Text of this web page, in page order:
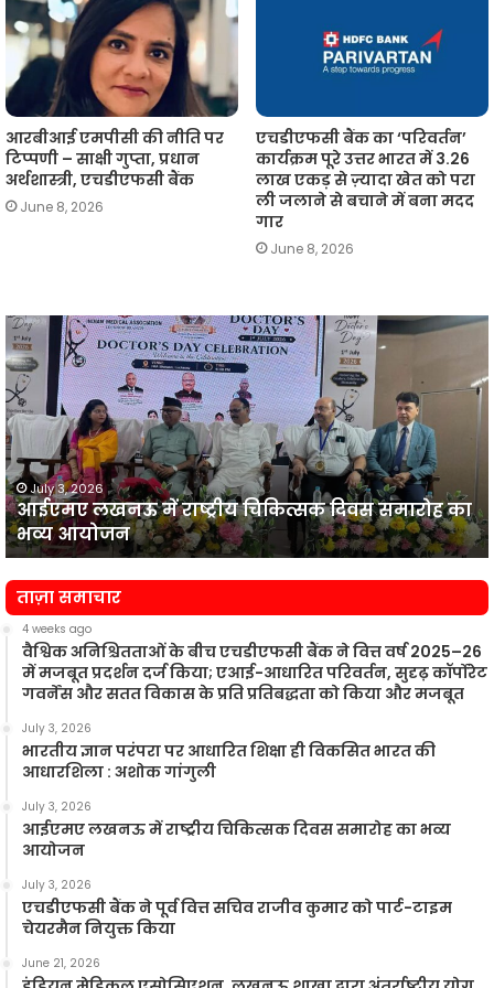
आरबीआई एमपीसी की नीति पर
टिप्पणी – साक्षी गुप्ता, प्रधान
अर्थशास्त्री, एचडीएफसी बैंक
June 8, 2026
एचडीएफसी बैंक का ‘परिवर्तन’
कार्यक्रम पूरे उत्तर भारत में 3.26
लाख एकड़ से ज़्यादा खेत को परा
ली जलाने से बचाने में बना मदद
गार
June 8, 2026
आईएमए
लखनऊ
में
राष्ट्रीय
चिकित्सक
दिवस
समारोह
का
भव्य
आयोजन
July 3, 2026
आईएमए लखनऊ में राष्ट्रीय चिकित्सक दिवस समारोह का
भव्य आयोजन
ताज़ा समाचार
4 weeks ago
वैश्विक अनिश्चितताओं के बीच एचडीएफसी बैंक ने वित्त वर्ष 2025–26
में मजबूत प्रदर्शन दर्ज किया; एआई-आधारित परिवर्तन, सुदृढ़ कॉर्पोरेट
गवर्नेंस और सतत विकास के प्रति प्रतिबद्धता को किया और मजबूत
July 3, 2026
भारतीय ज्ञान परंपरा पर आधारित शिक्षा ही विकसित भारत की
आधारशिला : अशोक गांगुली
July 3, 2026
आईएमए लखनऊ में राष्ट्रीय चिकित्सक दिवस समारोह का भव्य
आयोजन
July 3, 2026
एचडीएफसी बैंक ने पूर्व वित्त सचिव राजीव कुमार को पार्ट-टाइम
चेयरमैन नियुक्त किया
June 21, 2026